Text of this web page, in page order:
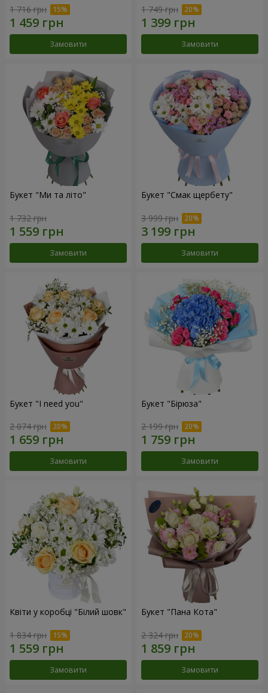
1 716 грн
Замовити
1 749 грн
Замовити
Букет "Ми та літо"
1 732 грн
Замовити
Букет "Смак щербету"
3 999 грн
Замовити
Букет "I need you"
2 074 грн
Замовити
Букет "Бірюза"
2 199 грн
Замовити
Квіти у коробці "Білий шовк"
1 834 грн
Замовити
Букет "Пана Кота"
2 324 грн
Замовити